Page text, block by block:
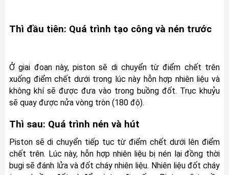
Thì đầu tiên: Quá trình tạo công và nén trước
Ở giai đoạn này, piston sẽ di chuyển từ điểm chết trên
xuống điểm chết dưới trong lúc này hỗn hợp nhiên liệu và
không khí sẽ được đưa vào trong buồng đốt. Trục khuỷu
sẽ quay được nửa vòng tròn (180 độ).
Thì sau: Quá trình nén và hút
Piston sẽ di chuyển tiếp tục từ điểm chết dưới lên điểm
chết trên. Lúc này, hỗn hợp nhiên liệu bị nén lại đồng thời
bugi sẽ đánh lửa và đốt cháy nhiên liệu. Nhiên liệu đốt cháy